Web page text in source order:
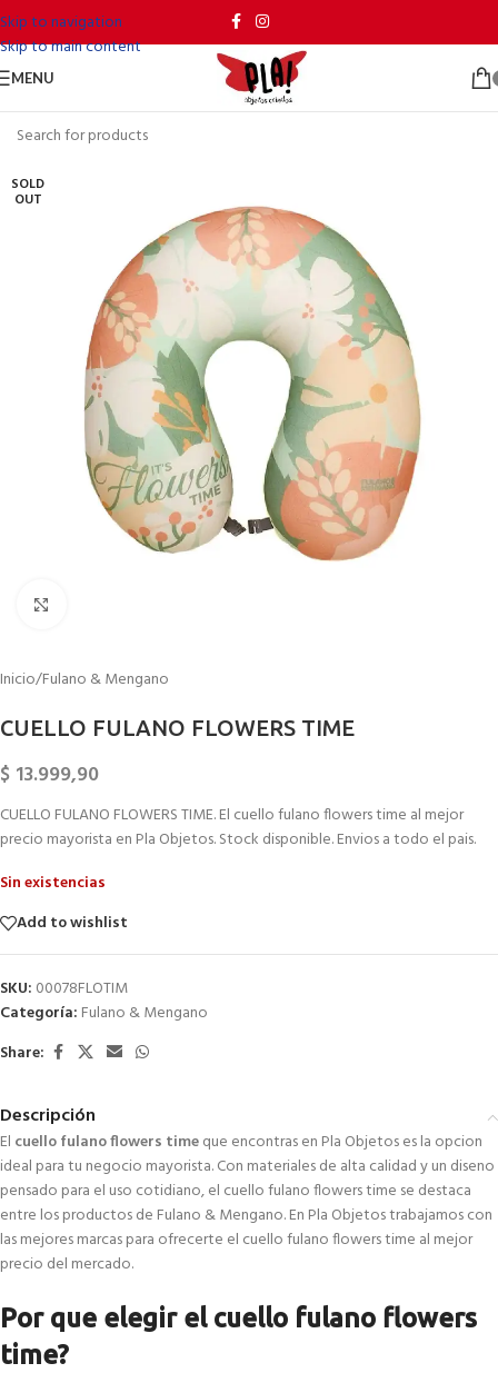
Skip to navigation
Skip to main content
MENU
SOLD
OUT
Inicio/Fulano & Mengano
CUELLO FULANO FLOWERS TIME
$ 13.999,90
CUELLO FULANO FLOWERS TIME. El cuello fulano flowers time al mejor
precio mayorista en Pla Objetos. Stock disponible. Envios a todo el pais.
Sin existencias
Add to wishlist
SKU: 00078FLOTIM
Categoría: Fulano & Mengano
Share:
Descripción
El cuello fulano flowers timeque encontras en Pla Objetos es la opcion
ideal para tu negocio mayorista. Con materiales de alta calidad y un diseno
pensado para el uso cotidiano, el cuello fulano flowers time se destaca
entre los productos de Fulano & Mengano. En Pla Objetos trabajamos con
las mejores marcas para ofrecerte el cuello fulano flowers time al mejor
precio del mercado.
Por que elegir el cuello fulano flowers
time?